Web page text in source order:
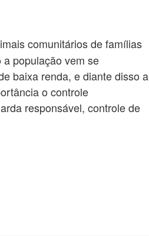
comunitários de famílias
população vem se
baixa renda, e diante disso a
o controle
responsável, controle de